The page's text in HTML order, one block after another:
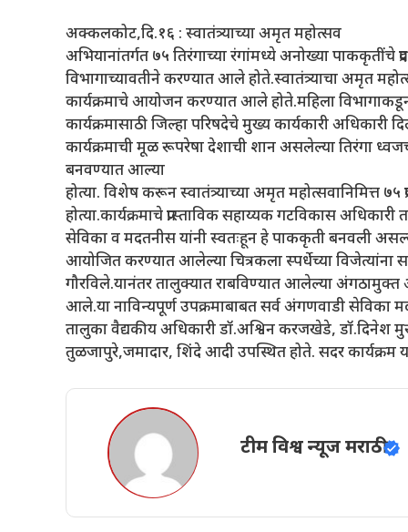
अक्कलकोट,दि.१६ : स्वातंत्र्याच्या अमृत महोत्सव
अभियानांतर्गत ७५ तिरंगाच्या रंगांमध्ये अनोख्या
विभागाच्यावतीने करण्यात आले होते.स्वातंत्र्याचा अमृत
कार्यक्रमाचे आयोजन करण्यात आले होते.महिला
कार्यक्रमासाठी जिल्हा परिषदेचे मुख्य कार्यकारी अधिकारी
कार्यक्रमाची मूळ रूपरेषा देशाची शान असलेल्या तिरंगा
बनवण्यात आल्या
होत्या. विशेष करून स्वातंत्र्याच्या अमृत महोत्सवानिमित्त
होत्या.कार्यक्रमाचे प्रास्ताविक सहाय्यक गटविकास
सेविका व मदतनीस यांनी स्वतःहून हे पाककृती बनवली
आयोजित करण्यात आलेल्या चित्रकला स्पर्धेच्या विजेत्यांना
गौरविले.यानंतर तालुक्यात राबविण्यात आलेल्या अंगठामुक्त
आले.या नाविन्यपूर्ण उपक्रमाबाबत सर्व अंगणवाडी
तालुका वैद्यकीय अधिकारी डॉ.अश्विन करजखेडे,
तुळजापुरे,जमादार, शिंदे आदी उपस्थित होते. सदर कार्यक्रम
टीम विश्व न्यूज मराठी